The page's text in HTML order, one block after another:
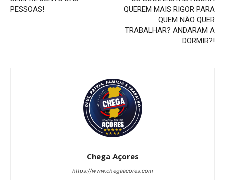
PESSOAS!
QUEREM MAIS RIGOR PARA
QUEM NÃO QUER
TRABALHAR? ANDARAM A
DORMIR?!
Chega Açores
https://www.chegaacores.com